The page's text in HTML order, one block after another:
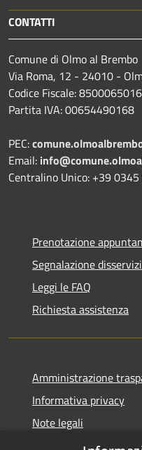
CONTATTI
Comune di Olmo al Brembo
Via Roma, 12 - 24010 -
Codice Fiscale:
Partita IVA: 00654490168
PEC:
Email:
Centralino Unico: +39
Prenotazione
Segnalazione
Leggi le FAQ
Richiesta assistenza
Amministrazione
Informativa privacy
Note legali
Dichiarazione di